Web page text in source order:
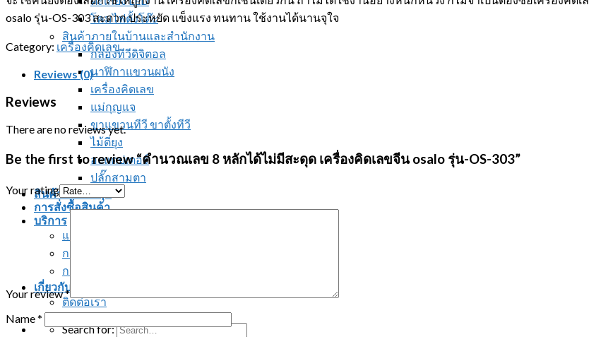
โคมไฟตั้งโต๊ะ
สินค้าภายในบ้านและสำนักงาน
กล่องทีวีดิจิตอล
นาฬิกาแขวนผนัง
เครื่องคิดเลข
แม่กุญแจ
ขาแขวนทีวี ขาตั้งทีวี
ไม้ตียุง
อะแดปเตอร์
ปลั๊กสามตา
สินค้าใหม่ล่าสุด
การสั่งซื้อสินค้า
บริการ
แจ้งชำระเงิน
การจัดส่งสินค้า
การรับประกันสินค้า
เกี่ยวกับเรา
ติดต่อเรา
Search for:
osalo รุ่น-OS-303 สะดวก ประหยัด แข็งแรง ทนทาน ใช้งานได้นานจุใจ
Category: เครื่องคิดเลข
Reviews (0)
Reviews
There are no reviews yet.
Be the first to review “คำนวณเลข 8 หลักได้ไม่มีสะดุด เครื่องคิดเลขจีน osalo รุ่น-OS-303”
Your rating
Your review*
Name*